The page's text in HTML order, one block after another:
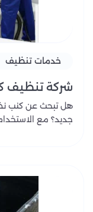
خدمات تنظيف
شركة تنظيف
هل تبحث عن كنب
جديد؟ مع الاستخدام